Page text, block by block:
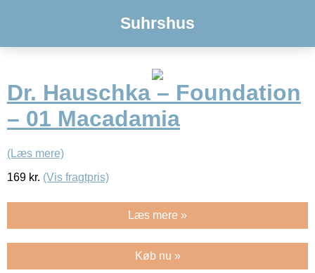
Suhrshus
Dr. Hauschka – Foundation
– 01 Macadamia
(Læs mere)
169 kr. (Vis fragtpris)
Læs mere »
Køb nu »